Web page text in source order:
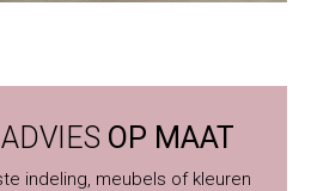
OP MAAT
indeling, meubels of kleuren